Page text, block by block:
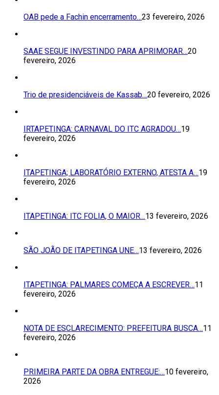
OAB pede a Fachin encerramento…23 fevereiro, 2026
SAAE SEGUE INVESTINDO PARA APRIMORAR…20
fevereiro, 2026
Trio de presidenciáveis de Kassab…20 fevereiro, 2026
IRTAPETINGA: CARNAVAL DO ITC AGRADOU…19
fevereiro, 2026
ITAPETINGA; LABORATÓRIO EXTERNO, ATESTA A…19
fevereiro, 2026
ITAPETINGA: ITC FOLIA, O MAIOR…13 fevereiro, 2026
SÃO JOÃO DE ITAPETINGA UNE…13 fevereiro, 2026
ITAPETINGA: PALMARES COMEÇA A ESCREVER…11
fevereiro, 2026
NOTA DE ESCLARECIMENTO: PREFEITURA BUSCA…11
fevereiro, 2026
PRIMEIRA PARTE DA OBRA ENTREGUE:…10 fevereiro,
2026